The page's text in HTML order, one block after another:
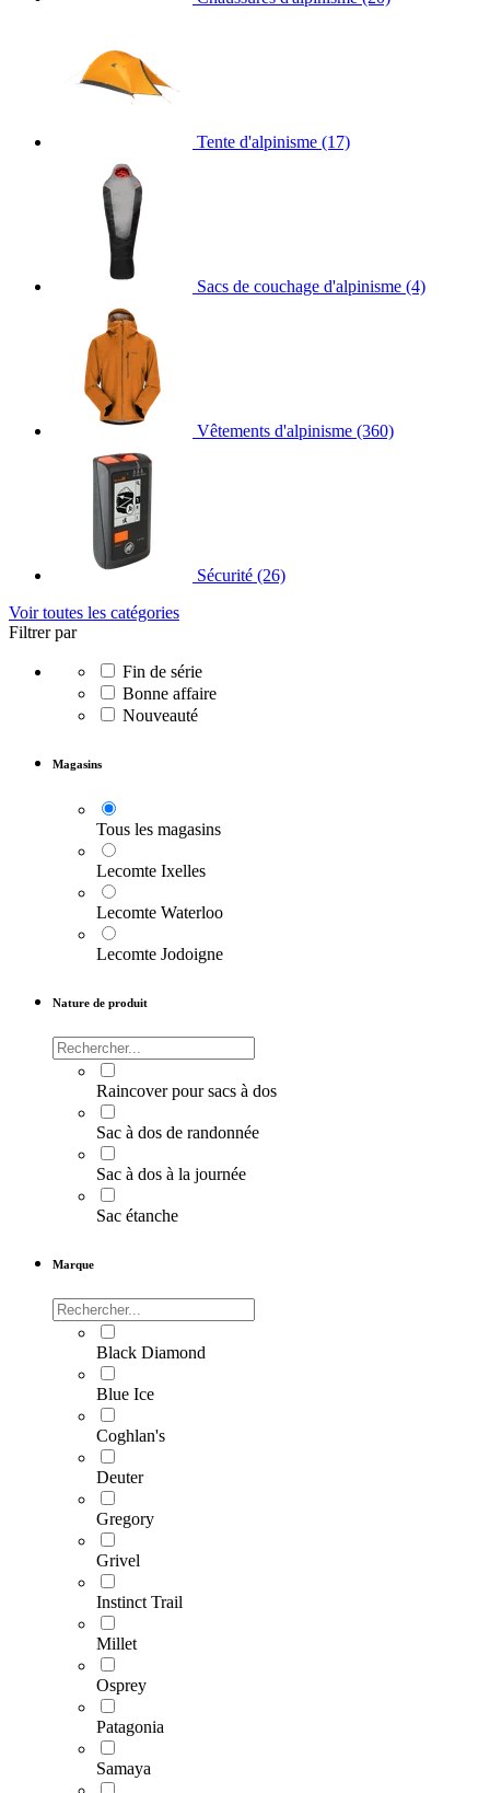
Tente d'alpinisme (17)
Sacs de couchage d'alpinisme (4)
Vêtements d'alpinisme (360)
Sécurité (26)
Voir toutes les catégories
Filtrer par
Fin de série
Bonne affaire
Nouveauté
Magasins
Tous les magasins
Lecomte Ixelles
Lecomte Waterloo
Lecomte Jodoigne
Nature de produit
Raincover pour sacs à dos
Sac à dos de randonnée
Sac à dos à la journée
Sac étanche
Marque
Black Diamond
Blue Ice
Coghlan's
Deuter
Gregory
Grivel
Instinct Trail
Millet
Osprey
Patagonia
Samaya